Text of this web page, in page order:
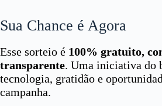
Sua Chance é Agora
Esse sorteio é 100% gratuito,
transparente. Uma iniciativa do
tecnologia, gratidão e
campanha.